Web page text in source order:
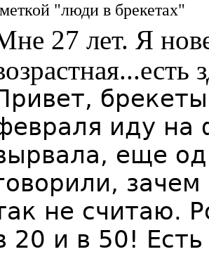
"люди в брекетах"
27 лет. Я
иду на
еще
не считаю.
20 и в 50!